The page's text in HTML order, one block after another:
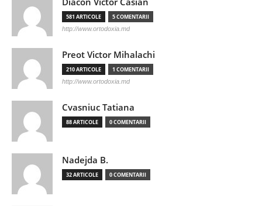
581 ARTICOLE 5 COMENTARII
http://www.ortodoxia.md
Preot Victor Mihalachi
210 ARTICOLE 1 COMENTARII
http://www.ortodoxia.md
Cvasniuc Tatiana
88 ARTICOLE 0 COMENTARII
Nadejda B.
32 ARTICOLE 0 COMENTARII